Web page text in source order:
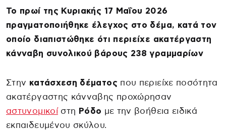
Το πρωί της Κυριακής 17 Μαΐου 2026
πραγματοποιήθηκε έλεγχος στο δέμα, κατά τον
οποίο διαπιστώθηκε ότι περιείχε ακατέργαστη
κάνναβη συνολικού βάρους 238 γραμμαρίων
Στην κατάσχεση δέματοςπου περιείχε ποσότητα
ακατέργαστης κάνναβης προχώρησαν
αστυνομικοίστη Ρόδο με την βοήθεια ειδικά
εκπαιδευμένου σκύλου.